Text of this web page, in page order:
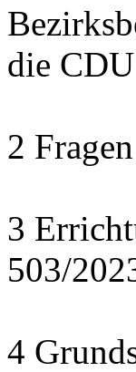
die
2
3
503/
4